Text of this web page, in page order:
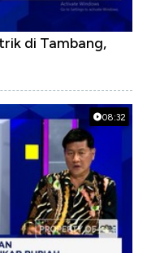
di Tambang,
08:32